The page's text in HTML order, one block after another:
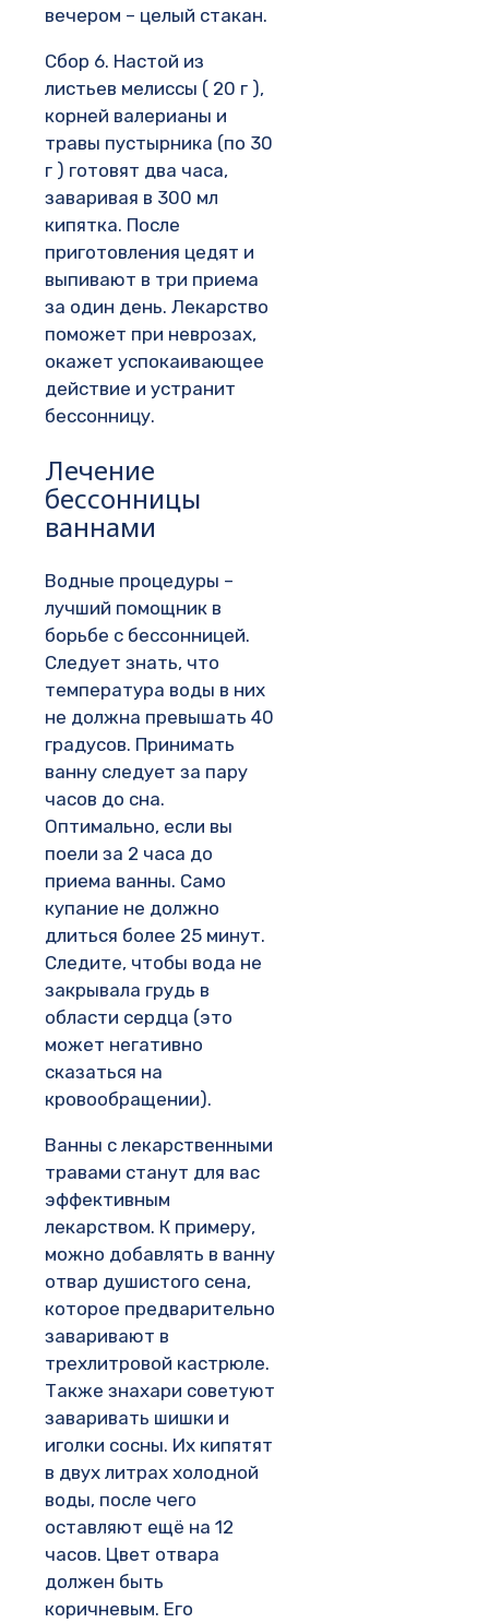
вечером – целый стакан.
Сбор 6. Настой из
листьев мелиссы ( 20 г ),
корней валерианы и
травы пустырника (по 30
г ) готовят два часа,
заваривая в 300 мл
кипятка. После
приготовления цедят и
выпивают в три приема
за один день. Лекарство
поможет при неврозах,
окажет успокаивающее
действие и устранит
бессонницу.
Лечение
бессонницы
ваннами
Водные процедуры –
лучший помощник в
борьбе с бессонницей.
Следует знать, что
температура воды в них
не должна превышать 40
градусов. Принимать
ванну следует за пару
часов до сна.
Оптимально, если вы
поели за 2 часа до
приема ванны. Само
купание не должно
длиться более 25 минут.
Следите, чтобы вода не
закрывала грудь в
области сердца (это
может негативно
сказаться на
кровообращении).
Ванны с лекарственными
травами станут для вас
эффективным
лекарством. К примеру,
можно добавлять в ванну
отвар душистого сена,
которое предварительно
заваривают в
трехлитровой кастрюле.
Также знахари советуют
заваривать шишки и
иголки сосны. Их кипятят
в двух литрах холодной
воды, после чего
оставляют ещё на 12
часов. Цвет отвара
должен быть
коричневым. Его